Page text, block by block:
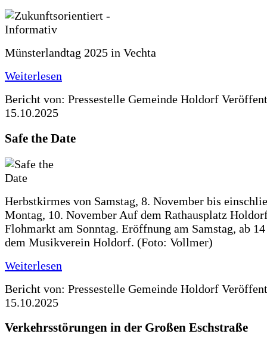
Münsterlandtag 2025 in Vechta
Weiterlesen
Bericht von: Pressestelle Gemeinde Holdorf
15.10.2025
Safe the Date
Herbstkirmes von Samstag, 8. November bis
Montag, 10. November Auf dem Rathausplatz
Flohmarkt am Sonntag. Eröffnung am Samstag, ab
dem Musikverein Holdorf. (Foto: Vollmer)
Weiterlesen
Bericht von: Pressestelle Gemeinde Holdorf
15.10.2025
Verkehrsstörungen in der Großen Eschstraße